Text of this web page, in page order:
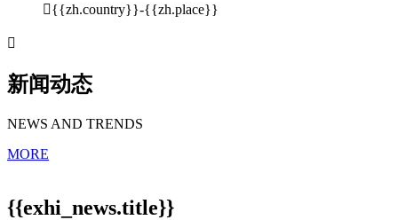
{{zh.country}}-{{zh.place}}

新闻动态
NEWS AND TRENDS
MORE
{{exhi_news.title}}